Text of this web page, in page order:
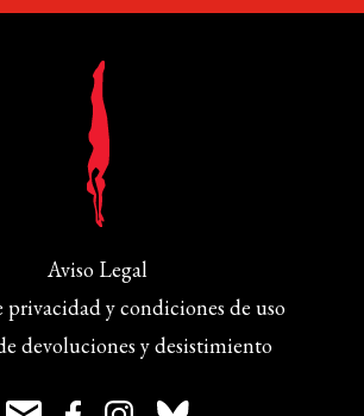
Aviso Legal
privacidad y condiciones de uso
devoluciones y desistimiento